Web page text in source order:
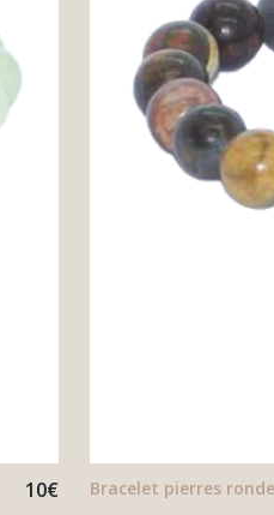
10€ Bracelet pierres